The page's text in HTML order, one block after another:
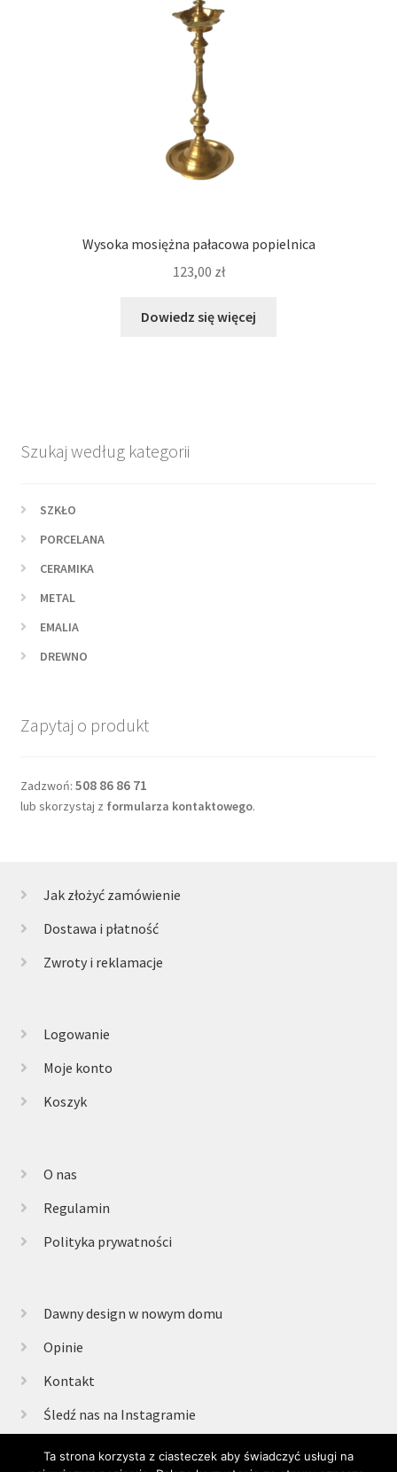
Wysoka mosiężna pałacowa popielnica
123,00 zł
Dowiedz się więcej
Szukaj według kategorii
SZKŁO
PORCELANA
CERAMIKA
METAL
EMALIA
DREWNO
Zapytaj o produkt
Zadzwoń: 508 86 86 71
lub skorzystaj z formularza kontaktowego.
Jak złożyć zamówienie
Dostawa i płatność
Zwroty i reklamacje
Logowanie
Moje konto
Koszyk
O nas
Regulamin
Polityka prywatności
Dawny design w nowym domu
Opinie
Kontakt
Śledź nas na Instagramie
Ta strona korzysta z ciasteczek aby świadczyć usługi na